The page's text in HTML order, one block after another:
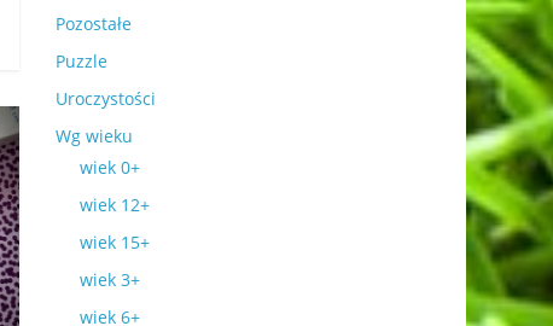
Pozostałe
Puzzle
Uroczystości
Wg wieku
wiek 0+
wiek 12+
wiek 15+
wiek 3+
wiek 6+